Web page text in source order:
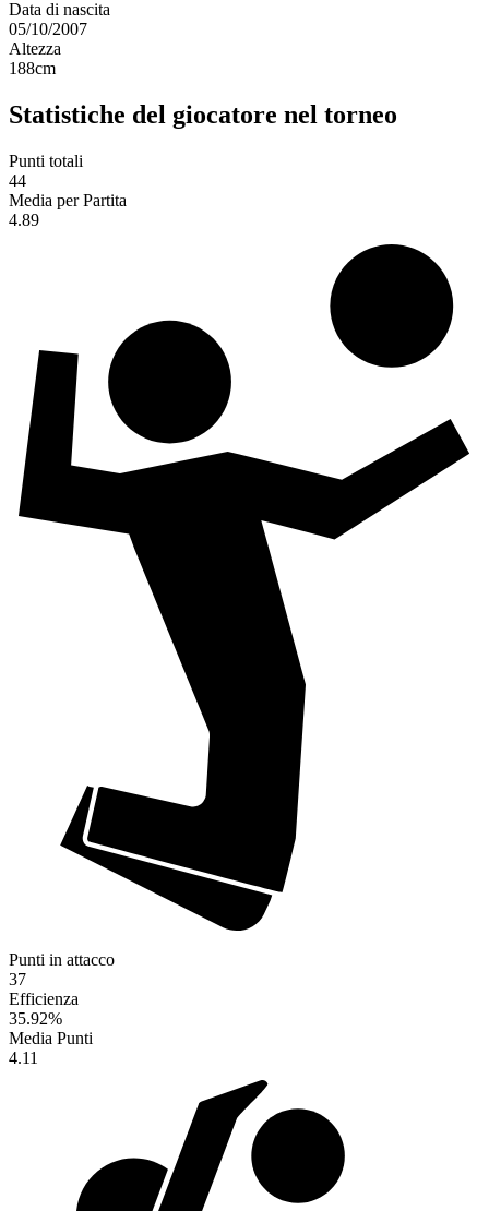
Data di nascita
05/10/2007
Altezza
188cm
Statistiche del giocatore nel torneo
Punti totali
44
Media per Partita
4.89
Punti in attacco
37
Efficienza
35.92%
Media Punti
4.11